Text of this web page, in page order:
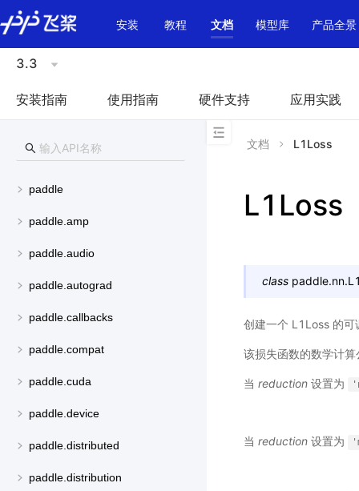
\u200E
安装
教程 文档 模型库 产品全景
3.3
安装指南 使用指南 硬件支持 应用实践
paddle
paddle.amp
paddle.audio
paddle.autograd
paddle.callbacks
paddle.compat
paddle.cuda
paddle.device
paddle.distributed
paddle.distribution
文档 L1Loss
L1Loss
class paddle.nn.
创建一个 L1Loss 的
该损失函数的数学计
当 reduction 设置为
当 reduction 设置为